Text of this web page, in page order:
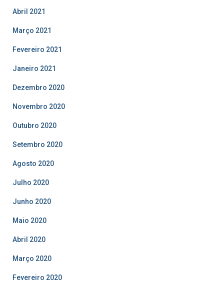
Abril 2021
Março 2021
Fevereiro 2021
Janeiro 2021
Dezembro 2020
Novembro 2020
Outubro 2020
Setembro 2020
Agosto 2020
Julho 2020
Junho 2020
Maio 2020
Abril 2020
Março 2020
Fevereiro 2020